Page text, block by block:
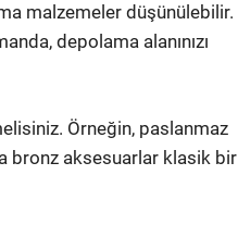
malzemeler düşünülebilir.
depolama alanınızı
Örneğin, paslanmaz
bronz aksesuarlar klasik bir